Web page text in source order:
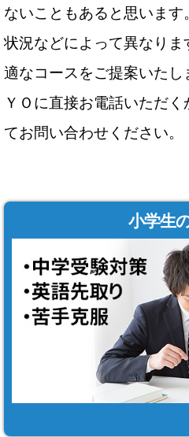
ないこともあると思いま
状況などによって異なり
適なコースをご提案いたし
ＹＯに直接お電話いただ
てお問い合わせください。
小学生